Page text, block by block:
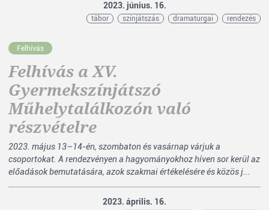
2023. június. 16.
tábor színjátszás dramaturgai rendezés
Felhívás
Felhívás a XV.
Gyermekszínjátszó
Műhelytalálkozón való
részvételre
2023. május 13–14-én, szombaton és vasárnap várjuk a
csoportokat. A rendezvényen a hagyományokhoz híven sor kerül az
előadások bemutatására, azok szakmai értékelésére és közös j...
2023. április. 16.